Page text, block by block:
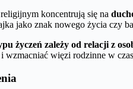
koncentrują się na
jako znak nowego życia czy
życzeń zależy od relacji z
wzmacniać więzi rodzinne w